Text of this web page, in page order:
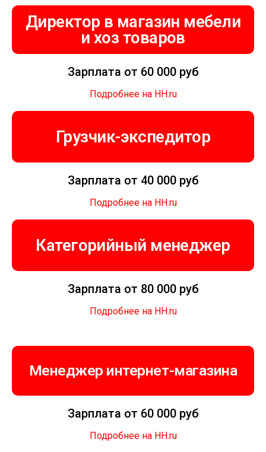
Директор в магазин мебели
и хоз товаров
Зарплата от 60 000 руб
Подробнее на HH.ru
Грузчик-экспедитор
Зарплата от 40 000 руб
Подробнее на HH.ru
Категорийный менеджер
Зарплата от 80 000 руб
Подробнее на HH.ru
Менеджер интернет-магазина
Зарплата от 60 000 руб
Подробнее на HH.ru